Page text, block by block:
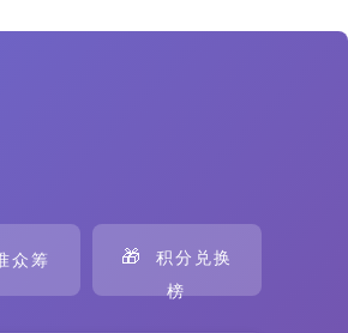
众筹 🎁
积分兑换
榜